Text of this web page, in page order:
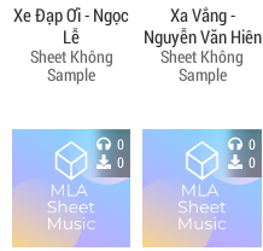
Xe Đạp Ơi - Ngọc
Lễ
Sheet Không
Sample
Xa Vắng -
Nguyễn Văn Hiên
Sheet Không
Sample
0
0
0
0